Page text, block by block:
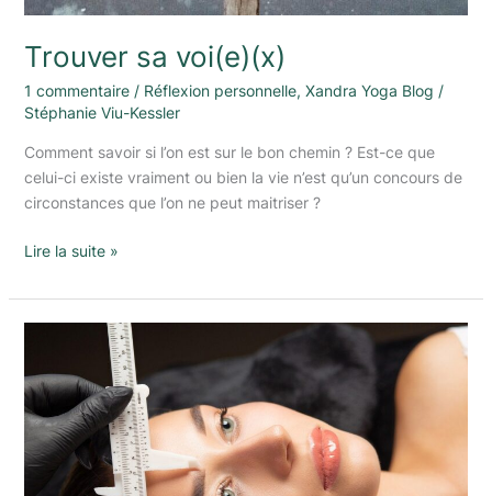
Trouver sa voi(e)(x)
1 commentaire / Réflexion personnelle, Xandra Yoga Blog /
Stéphanie Viu-Kessler
Comment savoir si l’on est sur le bon chemin ? Est-ce que
celui-ci existe vraiment ou bien la vie n’est qu’un concours de
circonstances que l’on ne peut maitriser ?
Lire la suite »